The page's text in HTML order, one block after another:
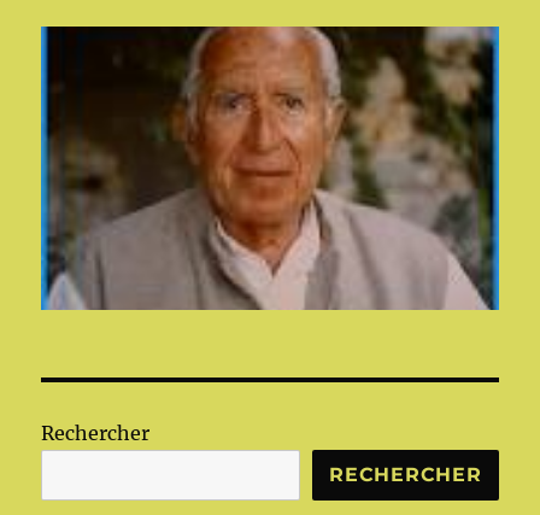
Rechercher
RECHERCHER